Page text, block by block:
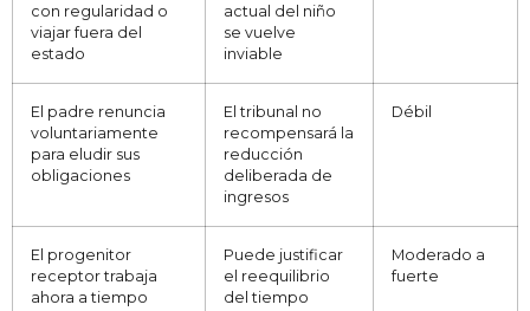
con regularidad o
viajar fuera del
estado
actual del niño
se vuelve
inviable
El padre renuncia
voluntariamente
para eludir sus
obligaciones
El tribunal no
recompensará la
reducción
deliberada de
ingresos
Débil
El progenitor
receptor trabaja
ahora a tiempo
Puede justificar
el reequilibrio
del tiempo
Moderado a
fuerte